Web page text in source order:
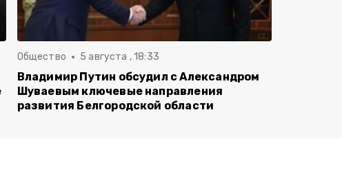
Общество 5 августа , 18:33
Владимир Путин обсудил с Александром
Шуваевым ключевые направления
развития Белгородской области